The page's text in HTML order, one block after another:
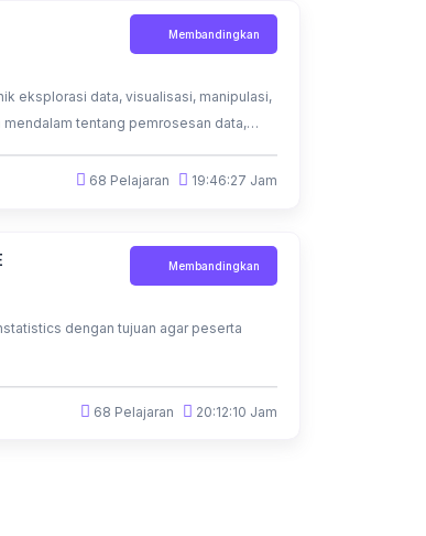
Membandingkan
eksplorasi data, visualisasi, manipulasi,
mendalam tentang pemrosesan data,
68 Pelajaran 19:46:27 Jam
Membandingkan
dengan tujuan agar peserta
68 Pelajaran 20:12:10 Jam